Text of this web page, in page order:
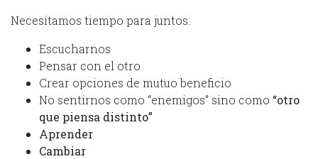
Necesitamos tiempo para juntos:
Escucharnos
Pensar con el otro
Crear opciones de mutuo beneficio
No sentirnos como “enemigos” sino como “otro
que piensa distinto”
Aprender
Cambiar